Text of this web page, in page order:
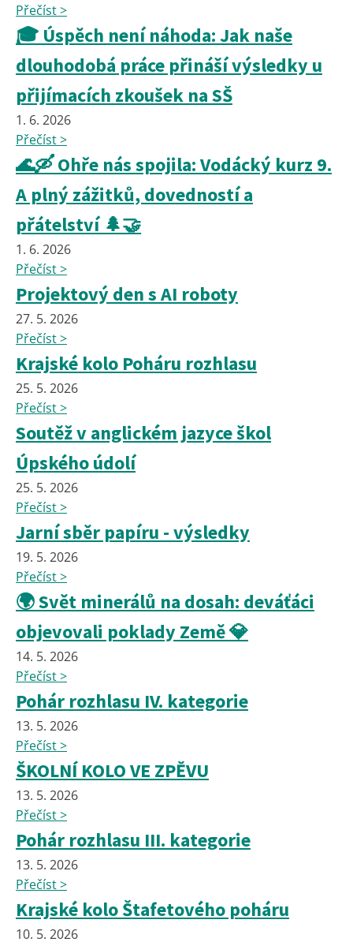
Přečíst >
🎓 Úspěch není náhoda: Jak naše
dlouhodobá práce přináší výsledky u
přijímacích zkoušek na SŠ
1. 6. 2026
Přečíst >
🌊🛶 Ohře nás spojila: Vodácký kurz 9.
A plný zážitků, dovedností a
přátelství 🌲🤝
1. 6. 2026
Přečíst >
Projektový den s AI roboty
27. 5. 2026
Přečíst >
Krajské kolo Poháru rozhlasu
25. 5. 2026
Přečíst >
Soutěž v anglickém jazyce škol
Úpského údolí
25. 5. 2026
Přečíst >
Jarní sběr papíru - výsledky
19. 5. 2026
Přečíst >
🌍 Svět minerálů na dosah: deváťáci
objevovali poklady Země 💎
14. 5. 2026
Přečíst >
Pohár rozhlasu IV. kategorie
13. 5. 2026
Přečíst >
ŠKOLNÍ KOLO VE ZPĚVU
13. 5. 2026
Přečíst >
Pohár rozhlasu III. kategorie
13. 5. 2026
Přečíst >
Krajské kolo Štafetového poháru
10. 5. 2026